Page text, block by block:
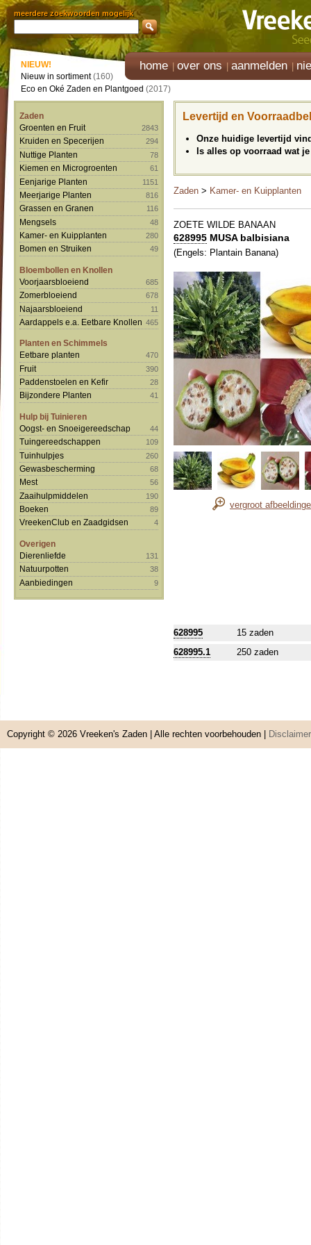
meerdere zoekwoorden mogelijk
home over ons aanmelden
NIEUW!
Nieuw in sortiment(160)
Eco en Oké Zaden en Plantgoed (2017)
Zaden
Groenten en Fruit
2843
Kruiden en Specerijen 294
Nuttige Planten 78
Kiemen en Microgroenten 61
Eenjarige Planten 1151
Meerjarige Planten 816
Grassen en Granen 116
Mengsels 48
Kamer- en Kuipplanten 280
Bomen en Struiken 49
Bloembollen en Knollen
Voorjaarsbloeiend
685
Zomerbloeiend 678
Najaarsbloeiend 11
Aardappels e.a. Eetbare Knollen 465
Planten en Schimmels
Eetbare planten
470
Fruit 390
Paddenstoelen en Kefir 28
Bijzondere Planten 41
Hulp bij Tuinieren
Oogst- en Snoeigereedschap
44
Tuingereedschappen 109
Tuinhulpjes 260
Gewasbescherming 68
Mest 56
Zaaihulpmiddelen 190
Boeken 89
VreekenClub en Zaadgidsen 4
Overigen
Dierenliefde
131
Natuurpotten 38
Aanbiedingen 9
Levertijd en
Onze huidige levertijd
Is alles op voorraad wat
Zaden > Kamer- en Kuipplanten
ZOETE WILDE BANAAN
628995 MUSA balbisiana
(Engels: Plantain Banana)
vergroot
628995
15 zaden
628995.1
250 zaden
Copyright © 2026 Vreeken's Zaden | Alle rechten voorbehouden | Disclaimer